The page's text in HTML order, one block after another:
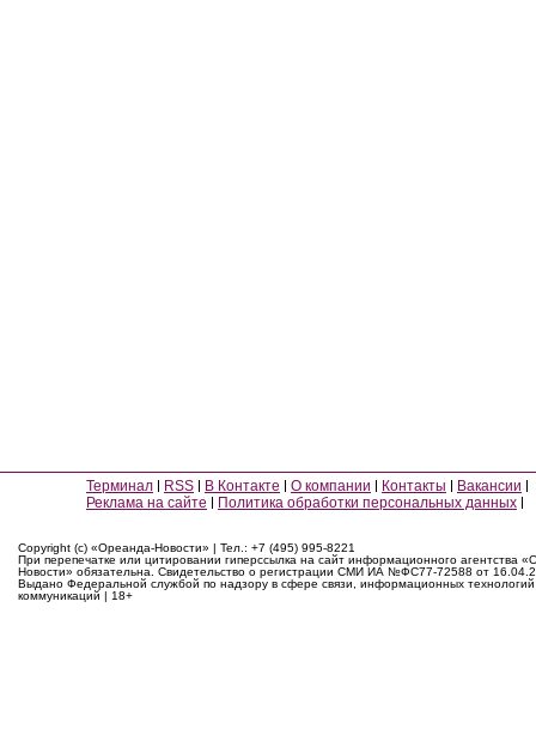
Терминал RSS В Контакте О компании Контакты
Вакансии
Реклама на сайте
Политика обработки персональных данных
Copyright (c) «Ореанда-Новости» | Тел.: +7 (495) 995-8221
При перепечатке или цитировании гиперссылка на сайт информационного агентства
Новости» обязательна. Свидетельство о регистрации СМИ ИА №ФС77-72588 от
Выдано Федеральной службой по надзору в сфере связи, информационных
коммуникаций | 18+